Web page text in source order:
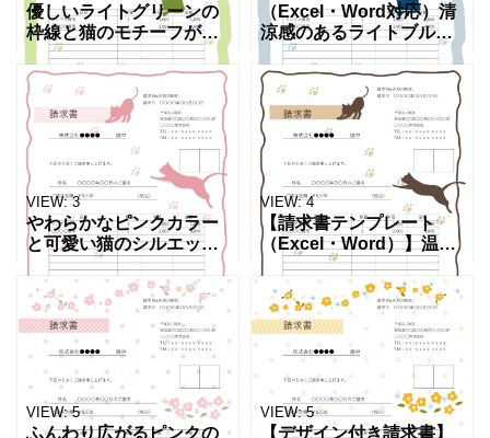
優しいライトグリーンの
枠線と猫のモチーフが心
を和ませる、おしゃれな
請求書テンプレート
（Excel・Word対応）で
す。明るく爽やかなカラ
ーリングと可愛らしい足
（Excel・Word対応）清
涼感のあるライトブルー
のフレームとキュートな
ネコのデザインが印象的
な請求書フォーマットで
す。爽やかで落ち着いた
トーンが取引先や顧客
VIEW: 3
やわらかなピンクカラー
と可愛い猫のシルエット
が魅力的な請求書テンプ
レート（Excel・Word対
応）です。優しく華やか
なトーンでまとめられて
おり、受け取ったお取
VIEW: 4
【請求書テンプレート
（Excel・Word）】温か
みのあるブラウンカラー
で描かれた猫のシルエッ
トと足跡（肉球）モチー
フがかわいい、おしゃれ
な請求書テンプレートで
VIEW: 5
ふんわり広がるピンクの
VIEW: 5
【デザイン付き請求書】